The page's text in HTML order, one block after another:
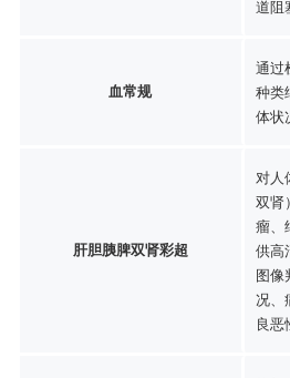
道阻
血常规
通过
种类
体状
肝胆胰脾双肾彩超
对人
双肾
瘤、
供高
图像
况、
良恶